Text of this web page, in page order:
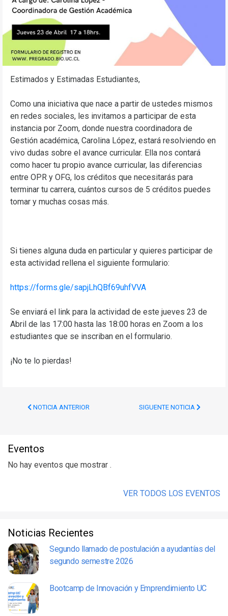
Estimados y Estimadas Estudiantes,
Como una iniciativa que nace a partir de ustedes mismos
en redes sociales, les invitamos a participar de esta
instancia por Zoom, donde nuestra coordinadora de
Gestión académica, Carolina López, estará resolviendo en
vivo dudas sobre el avance curricular. Ella nos contará
como hacer tu propio avance curricular, las diferencias
entre OPR y OFG, los créditos que necesitarás para
terminar tu carrera, cuántos cursos de 5 créditos puedes
tomar y muchas cosas más.
Si tienes alguna duda en particular y quieres participar de
esta actividad rellena el siguiente formulario:
https://forms.gle/sapjLhQBf69uhfVVA
Se enviará el link para la actividad de este jueves 23 de
Abril de las 17:00 hasta las 18:00 horas en Zoom a los
estudiantes que se inscriban en el formulario.
¡No te lo pierdas!
NOTICIA ANTERIOR SIGUENTE NOTICIA
Eventos
No hay eventos que mostrar .
VER TODOS LOS EVENTOS
Noticias Recientes
Segundo llamado de postulación a ayudantías del
segundo semestre 2026
Bootcamp de Innovación y Emprendimiento UC